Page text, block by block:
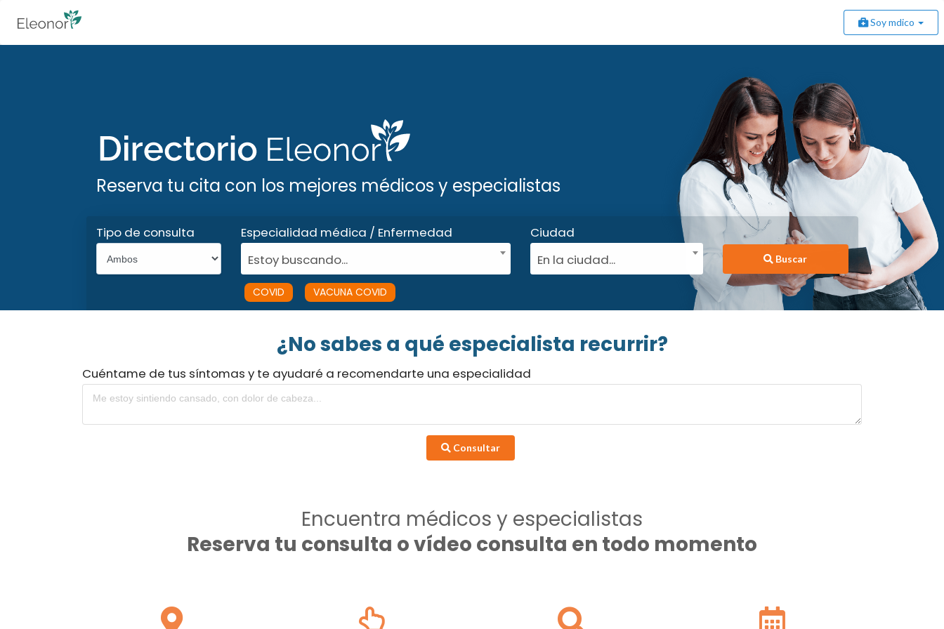
Soy mdico
Reserva tu cita con los mejores médicos y especialistas
Tipo de consulta
Especialidad médica / Enfermedad
Estoy buscando...
COVID VACUNA COVID
Ciudad
En la ciudad...
Buscar
¿No sabes a qué especialista recurrir?
Cuéntame de tus síntomas y te ayudaré a recomendarte una especialidad
Consultar
Encuentra médicos y especialistas
Reserva tu consulta o vídeo consulta en todo momento